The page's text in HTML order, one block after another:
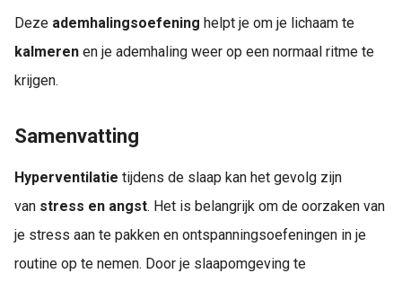
Deze ademhalingsoefening helpt je om je lichaam te
kalmeren en je ademhaling weer op een normaal ritme te
krijgen.
Samenvatting
Hyperventilatie tijdens de slaap kan het gevolg zijn
van stress en angst. Het is belangrijk om de oorzaken van
je stress aan te pakken en ontspanningsoefeningen in je
routine op te nemen. Door je slaapomgeving te